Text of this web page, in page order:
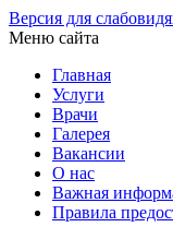
Версия для
Меню сайта
Главная
Услуги
Врачи
Галерея
Вакансии
О нас
Важная
Правила